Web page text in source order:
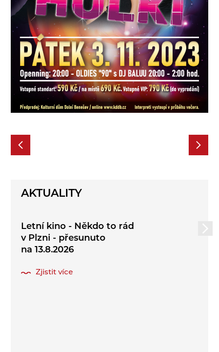
AKTUALITY
Letní kino - Někdo to rád
v Plzni - přesunuto
na 13.8.2026
Zjistit více